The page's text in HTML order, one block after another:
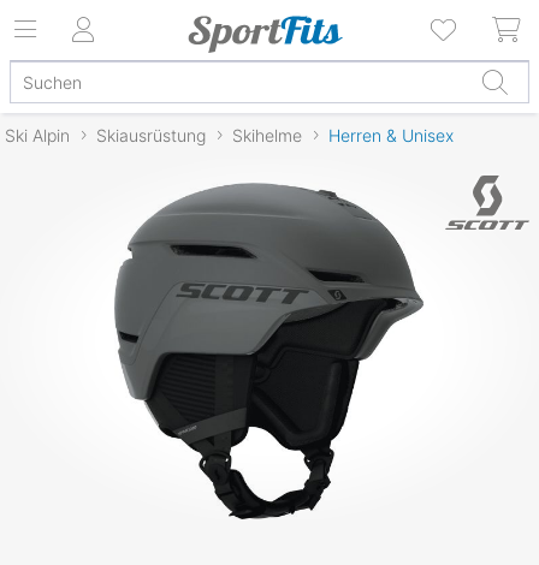
Ski Alpin Skiausrüstung Skihelme Herren & Unisex